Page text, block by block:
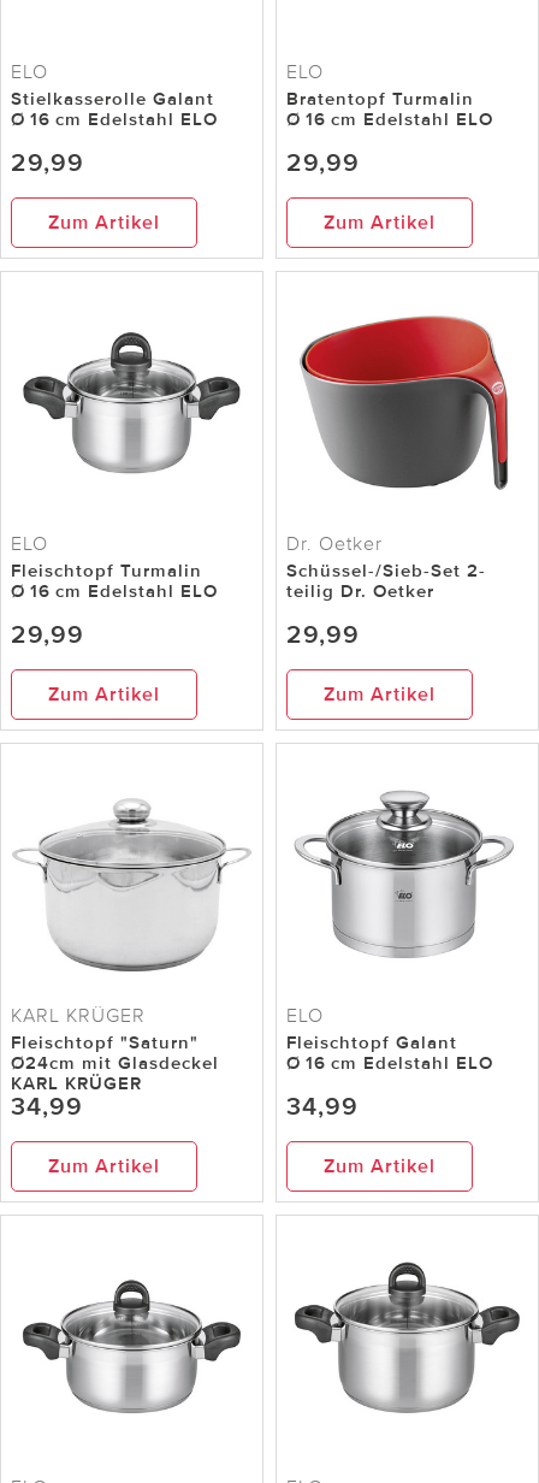
ELO
Stielkasserolle Galant
Ø 16 cm Edelstahl ELO
29,99
Zum Artikel
ELO
Bratentopf Turmalin
Ø 16 cm Edelstahl ELO
29,99
Zum Artikel
ELO
Fleischtopf Turmalin
Ø 16 cm Edelstahl ELO
29,99
Zum Artikel
Dr. Oetker
Schüssel-/Sieb-Set 2-
teilig Dr. Oetker
29,99
Zum Artikel
KARL KRÜGER
Fleischtopf "Saturn"
Ø24cm mit Glasdeckel
KARL KRÜGER
34,99
Zum Artikel
ELO
Fleischtopf Galant
Ø 16 cm Edelstahl ELO
34,99
Zum Artikel